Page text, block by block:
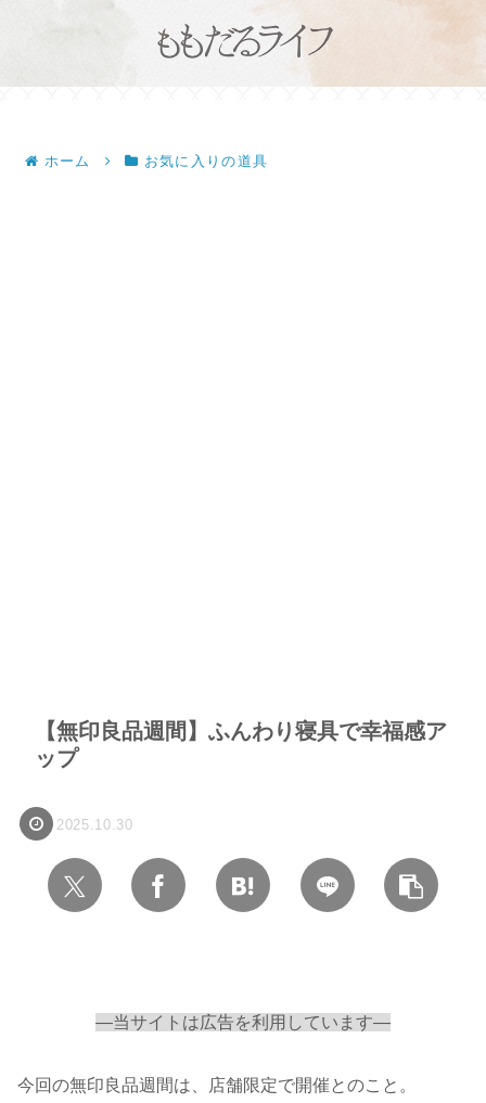
ホーム お気に入りの道具
【無印良品週間】ふんわり寝具で幸福感ア
ップ
2025.10.30
—当サイトは広告を利用しています—
今回の無印良品週間は、店舗限定で開催とのこと。